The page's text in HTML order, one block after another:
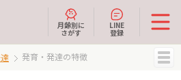
月齢別に
さがす
LINE
登録
発育・発達の特徴